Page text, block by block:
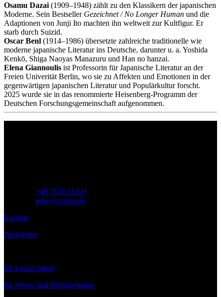
Osamu Dazai (1909–1948) zählt zu den Klassikern der japanischen
Moderne. Sein Bestseller Gezeichnet / No Longer Human und die
Adaptionen von Junji Ito machten ihn weltweit zur Kultfigur. Er
starb durch Suizid.
Oscar Benl (1914–1986) übersetzte zahlreiche traditionelle wie
moderne japanische Literatur ins Deutsche, darunter u. a. Yoshida
Kenkō, Shiga Naoyas Manazuru und Han no hanzai.
Elena Giannoulis ist Professorin für Japanische Literatur an der
Freien Univerität Berlin, wo sie zu Affekten und Emotionen in der
gegenwärtigen japanischen Literatur und Populärkultur forscht.
2025 wurde sie in das renommierte Heisenberg-Programm der
Deutschen Forschungsgemeinschaft aufgenommen.
+49 7156 163-0
info@reclam.de
Kontakt
Newsletter
für Lehrer:innen
für Presse und Blogger:innen